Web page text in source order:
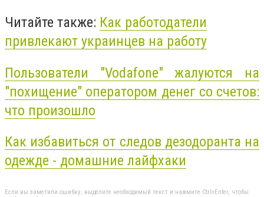
Читайте также: Как работодатели
привлекают украинцев на работу
Пользователи "Vodafone" жалуются на
"похищение" оператором денег со счетов:
что произошло
Как избавиться от следов дезодоранта на
одежде - домашние лайфхаки
Если вы заметили ошибку, выделите необходимый текст и нажмите Ctrl+Enter, чтобы